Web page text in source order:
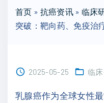
r
:
首页 » 抗癌资讯» 临床
突破：靶向药、免疫治
2025-05-25 临
乳腺癌作为全球女性